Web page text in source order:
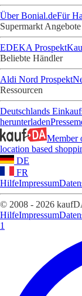
Über Bonial.deFür
Supermarkt Angebote
EDEKA Prospekt
Beliebte Händler
Aldi Nord Prospekt
Ressourcen
Deutschlands
herunterladen
Member
location based
DE
FR
HilfeImpressum
© 2008 - 2026
HilfeImpressum
1